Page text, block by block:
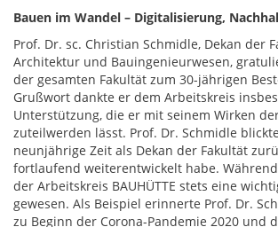
Bauen im Wandel – Digitalisierung,
Prof. Dr. sc. Christian Schmidle, Dekan der
Architektur und Bauingenieurwesen,
der gesamten Fakultät zum 30-jährigen
Grußwort dankte er dem Arbeitskreis
Unterstützung, die er mit seinem Wirken der
zuteilwerden lässt. Prof. Dr. Schmidle
neunjährige Zeit als Dekan der Fakultät
fortlaufend weiterentwickelt habe.
der Arbeitskreis BAUHÜTTE stets eine
gewesen. Als Beispiel erinnerte Prof. Dr.
zu Beginn der Corona-Pandemie 2020 und